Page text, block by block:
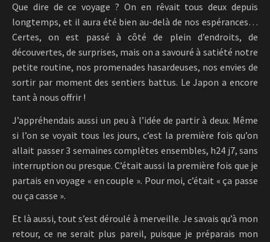
Que dire de ce voyage ? On en rêvait tous deux depuis
longtemps, et il aura été bien au-delà de nos espérances…
Certes, on est passé à côté de plein d’endroits, de
découvertes, de surprises, mais on a savouré à satiété notre
petite routine, nos promenades hasardeuses, nos envies de
sortir par moment des sentiers battus. Le Japon a encore
tant à nous offrir !
J’appréhendais aussi un peu à l’idée de partir à deux. Même
si l’on se voyait tous les jours, c’est la première fois qu’on
allait passer 3 semaines complètes ensembles, h24 j7, sans
interruption ou presque. C’était aussi la première fois que je
partais en voyage « en couple ». Pour moi, c’était « ça passe
ou ça casse ».
Et là aussi, tout s’est déroulé à merveille. Je savais qu’à mon
retour, ce ne serait plus pareil, puisque je préparais mon